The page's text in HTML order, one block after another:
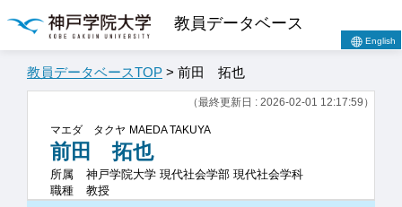
教員データベース
English
教員データベースTOP > 前田 拓也
（最終更新日 : 2026-02-01 12:17:59）
マエダ タクヤ MAEDA TAKUYA
前田 拓也
所属
神戸学院大学 現代社会学部 現代社会学科
職種
教授